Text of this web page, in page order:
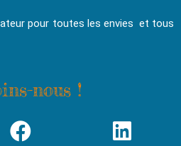
pour toutes les envies et tous
nous !